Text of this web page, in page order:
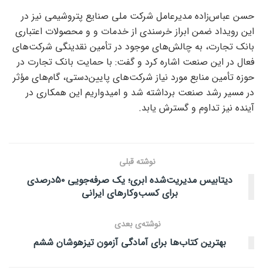
حسن عباس‌زاده مدیرعامل شرکت ملی صنایع پتروشیمی نیز در
این رویداد ضمن ابراز خرسندی از خدمات و و محصولات اعتباری
بانک تجارت، به چالش‌های موجود در تأمین نقدینگی شرکت‌های
فعال در این صنعت اشاره کرد و گفت: با حمایت بانک تجارت در
حوزه تأمین منابع مورد نیاز شرکت‌های پایین‌دستی، گام‌های مؤثر
در مسیر رشد صنعت برداشته شد و امیدواریم این همکاری در
آینده نیز تداوم و گسترش یابد.
نوشته قبلی
دیتابیس مدیریت‌شده‌ ابری؛ یک صرفه‌جویی ۵۰درصدی
برای کسب‌وکارهای ایرانی
نوشته‌ی بعدی
بهترین کتاب‌ها برای آمادگی آزمون تیزهوشان ششم